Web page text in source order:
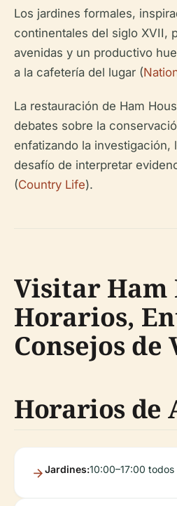
Los jardines formales,
continentales del siglo XVII,
avenidas y un productivo
a la cafetería del lugar (
La restauración de Ham
debates sobre la
enfatizando la investigación,
desafío de interpretar
(Country Life).
Visitar Ham
Horarios,
Consejos de
Horarios de
Jardines:10:00–17:00 todos